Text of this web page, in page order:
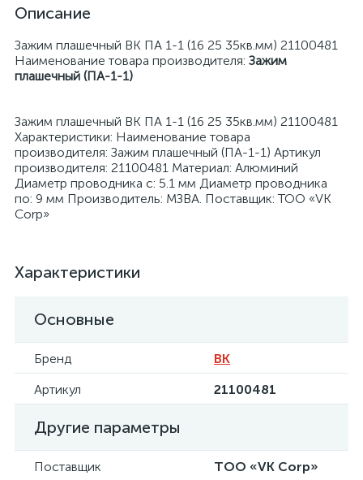
Описание
Зажим плашечный ВК ПА 1-1 (16 25 35кв.мм) 21100481
Наименование товара производителя: Зажим
плашечный (ПА-1-1)
Зажим плашечный ВК ПА 1-1 (16 25 35кв.мм) 21100481
Характеристики: Наименование товара
производителя: Зажим плашечный (ПА-1-1) Артикул
производителя: 21100481 Материал: Алюминий
Диаметр проводника с: 5.1 мм Диаметр проводника
по: 9 мм Производитель: МЗВА. Поставщик: ТОО «VK
Corp»
Характеристики
Основные
Бренд
ВК
Артикул
21100481
Другие параметры
Поставщик
ТОО «VK Corp»